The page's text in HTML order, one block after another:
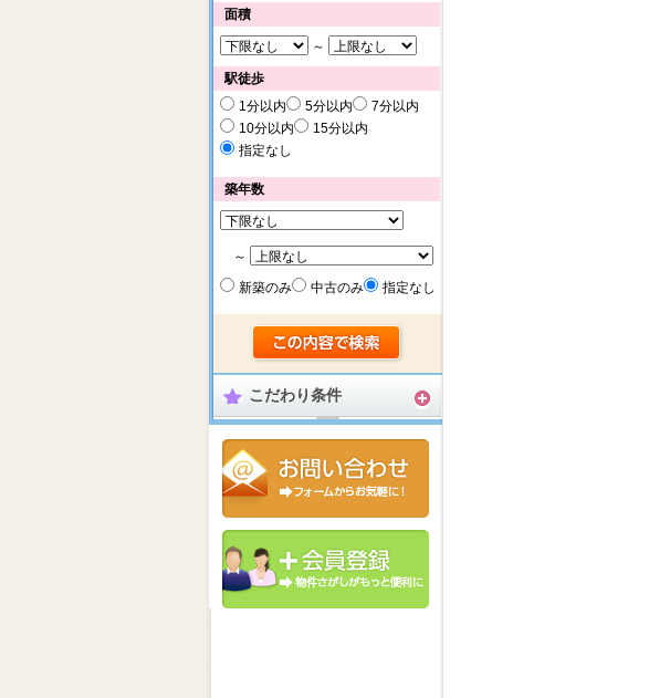
面積
～
駅徒歩
1分以内
5分以内
7分以内
10分以内
15分以内
指定なし
築年数
～
新築のみ
中古のみ 指定なし
こだわり条件